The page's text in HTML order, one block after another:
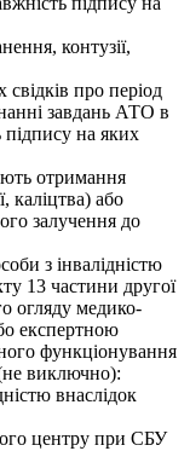
контузії,
про період
завдань АТО в
підпису на яких
отримання
каліцтва) або
залучення до
з інвалідністю
13 частини другої
огляду медико-
експертною
функціонування
виключно):
внаслідок
центру при СБУ